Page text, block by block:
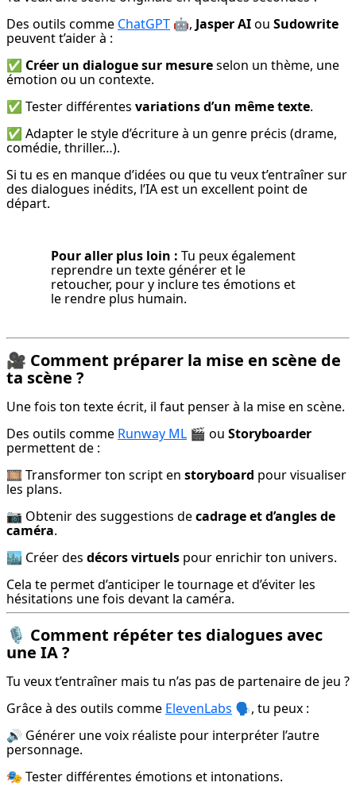
Des outils comme ChatGPT 🤖, Jasper AI ou Sudowrite
peuvent t’aider à :
✅ Créer un dialogue sur mesure selon un thème, une
émotion ou un contexte.
✅ Tester différentes variations d’un même texte.
✅ Adapter le style d’écriture à un genre précis (drame,
comédie, thriller…).
Si tu es en manque d’idées ou que tu veux t’entraîner sur
des dialogues inédits, l’IA est un excellent point de
départ.
Pour aller plus loin : Tu peux également
reprendre un texte générer et le
retoucher, pour y inclure tes émotions et
le rendre plus humain.
🎥 Comment préparer la mise en scène de
ta scène ?
Une fois ton texte écrit, il faut penser à la mise en scène.
Des outils comme Runway ML 🎬 ou Storyboarder
permettent de :
🎞 Transformer ton script en storyboard pour visualiser
les plans.
📷 Obtenir des suggestions de cadrage et d’angles de
caméra.
🏙 Créer des décors virtuels pour enrichir ton univers.
Cela te permet d’anticiper le tournage et d’éviter les
hésitations une fois devant la caméra.
🎙 Comment répéter tes dialogues avec
une IA ?
Tu veux t’entraîner mais tu n’as pas de partenaire de jeu ?
Grâce à des outils comme ElevenLabs 🗣, tu peux :
🔊 Générer une voix réaliste pour interpréter l’autre
personnage.
🎭 Tester différentes émotions et intonations.